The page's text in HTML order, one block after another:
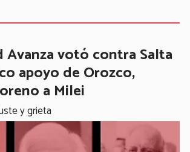
Avanza votó contra Salta
apoyo de Orozco,
a Milei
y grieta